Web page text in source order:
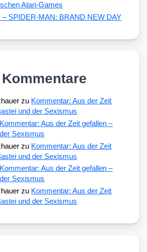
Atari-Games
– SPIDER-MAN: BRAND NEW DAY
zu Kommentar: Aus der Zeit
und der Sexismus
Kommentar: Aus der Zeit gefallen –
Sexismus
zu Kommentar: Aus der Zeit
und der Sexismus
Kommentar: Aus der Zeit gefallen –
Sexismus
zu Kommentar: Aus der Zeit
und der Sexismus